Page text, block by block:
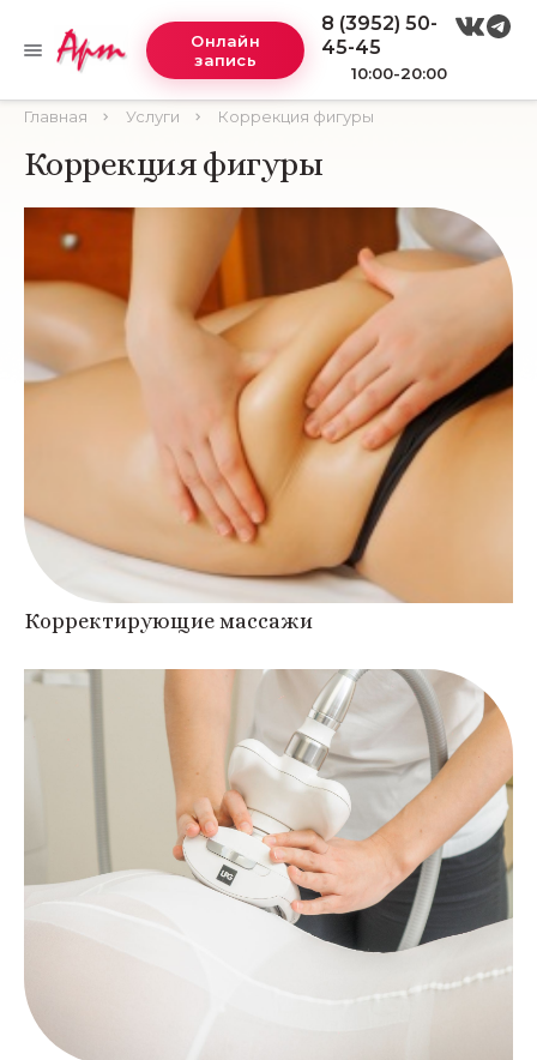
Онлайн
запись
8 (3952) 50-
45-45
10:00-20:00
Главная Услуги Коррекция фигуры
Коррекция фигуры
Корректирующие массажи